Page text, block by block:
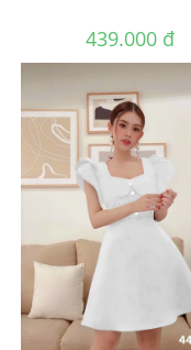
439.000 ₫